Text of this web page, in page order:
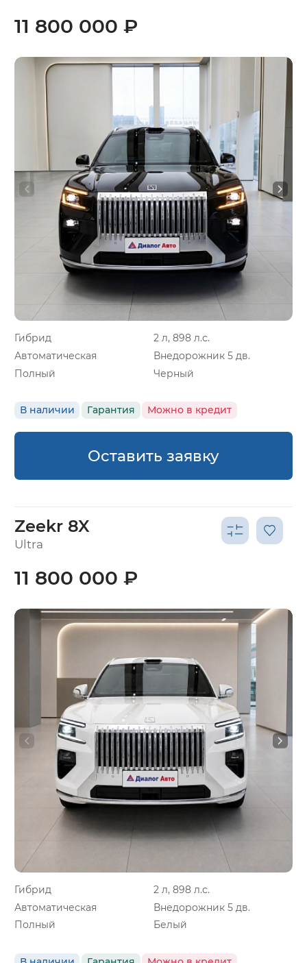
Гибрид
2 л, 898 л.с.
Автоматическая
Внедорожник 5 дв.
Полный
Черный
В наличии Гарантия Можно в кредит
11 800 000 ₽
Оставить заявку
Zeekr 8X
Ultra
Гибрид
2 л, 898 л.с.
Автоматическая
Внедорожник 5 дв.
Полный
Белый
11 800 000 ₽